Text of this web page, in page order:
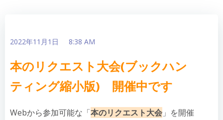
2022年11月1日 8:38 AM
本のリクエスト大会(ブックハン
ティング縮小版) 開催中です
Webから参加可能な「本のリクエスト大会 」を開催